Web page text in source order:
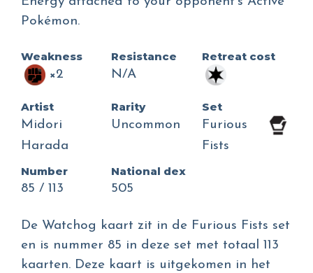
Pokémon.
Weakness
×2
Resistance
N/A
Retreat cost
Artist
Midori
Harada
Rarity
Uncommon
Set
Furious
Fists
Number
85 / 113
National dex
505
De Watchog kaart zit in de Furious Fists set
en is nummer 85 in deze set met totaal 113
kaarten. Deze kaart is uitgekomen in het